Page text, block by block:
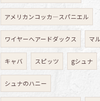
アメリカンコッカ―スパニエル
ワイヤーへアードダックス マル
キャバ スピッツ gシュナ
シュナのハニー